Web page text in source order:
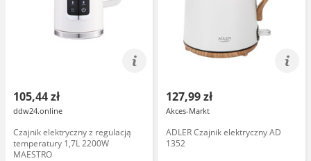
105,44 zł
ddw24.online
Czajnik elektryczny z regulacją
temperatury 1,7L 2200W
MAESTRO
127,99 zł
Akces-Markt
ADLER Czajnik elektryczny AD
1352